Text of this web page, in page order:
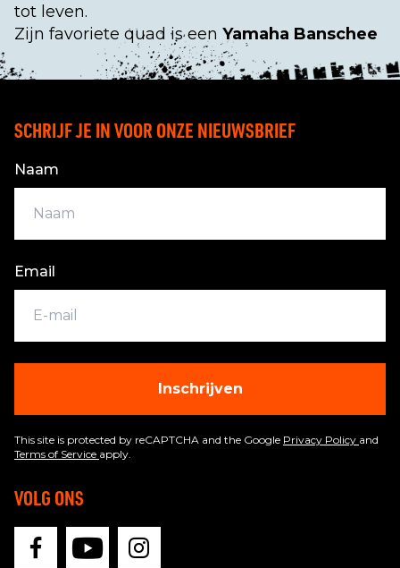
tot leven.
Zijn favoriete quad is een Yamaha Banschee
SCHRIJF JE IN VOOR ONZE NIEUWSBRIEF
Naam
Email
Inschrijven
This site is protected by reCAPTCHA and the Google Privacy Policy and
Terms of Service apply.
VOLG ONS